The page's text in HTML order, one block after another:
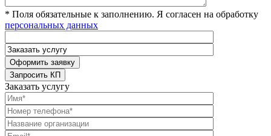
* Поля обязательные к заполнению. Я согласен на обработку
персональных данных
Заказать услугу